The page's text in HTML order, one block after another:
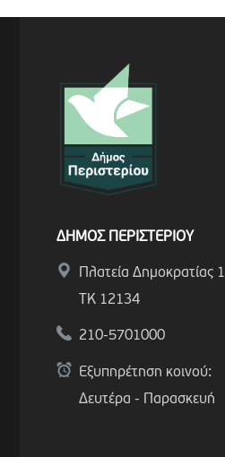
ΔΗΜΟΣ ΠΕΡΙΣΤΕΡΙΟΥ
Πλατεία Δημοκρατίας 1
ΤΚ 12134
210-5701000
Εξυπηρέτηση κοινού:
Δευτέρα - Παρασκευή